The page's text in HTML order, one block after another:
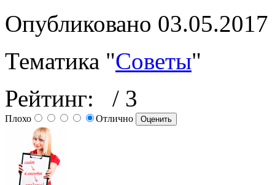
Опубликовано 03.05.2017
Тематика "Советы"
Рейтинг:
/ 3
Плохо Отлично